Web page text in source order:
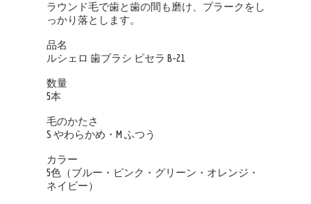
ラウンド毛で歯と歯の間も磨け、プラークをし
っかり落とします。
品名
ルシェロ 歯ブラシ ピセラ B-21
数量
5本
毛のかたさ
S やわらかめ・M ふつう
カラー
5色（ブルー・ピンク・グリーン・オレンジ・
ネイビー）